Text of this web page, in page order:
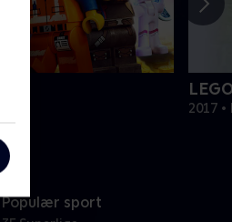
2017
Populær sport